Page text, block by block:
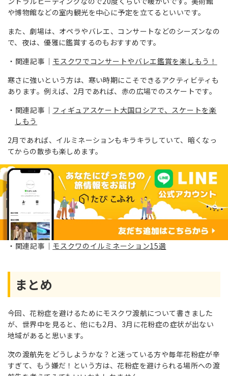
や博物館などの室内観光を中心に予定を立てるといいです。
また、劇場は、オペラやバレエ、コンサートなどのシーズンなの
で、夜は、優雅に鑑賞するのもおすすめです。
関連記事｜ モスクワでコンサートやバレエ鑑賞を楽しもう！
寒さに強いという方は、寒い時期にこそできるアクティビティも
あります。例えば、2月であれば、赤の広場でのスケートです。
関連記事｜ フィギュアスケート大国ロシアで、スケートを楽
しもう
2月であれば、イルミネーションもキラキラしていて、暗くなっ
てからの散歩も楽しめます。
関連記事｜ モスクワのイルミネーション15選
まとめ
今回、花粉症を避けるためにモスクワ渡航について書きました
が、世界中を見ると、他にも2月、3月に花粉症の症状が出ない
地域があると思います。
次の渡航先をどうしようかな？と迷っている方や毎年花粉症が辛
すぎて、もう嫌だ！という方は、花粉症を避けられる場所への渡